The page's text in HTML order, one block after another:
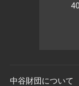
中谷財団について